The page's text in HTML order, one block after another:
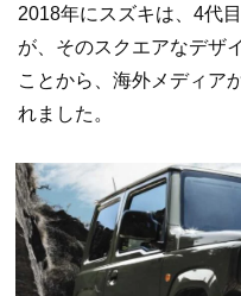
2018年にスズキは、4代
が、そのスクエアなデザ
ことから、海外メディア
れました。